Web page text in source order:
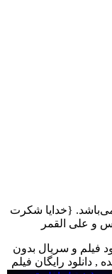
می‌باشد. {خدایا شکرت
و علی القمر
فیلم و سریال بدون
دانلود رایگان فیلم